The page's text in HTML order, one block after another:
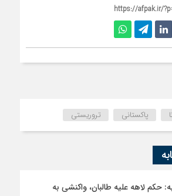
https://afpak.ir/
پاکستانی تروریستی
حکم لاهه علیه طالبان، واکنشی به